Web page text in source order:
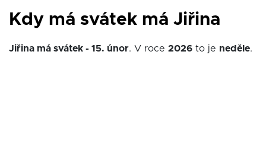
Kdy má svátek má Jiřina
Jiřina má svátek - 15. únor. V roce 2026 to je neděle.